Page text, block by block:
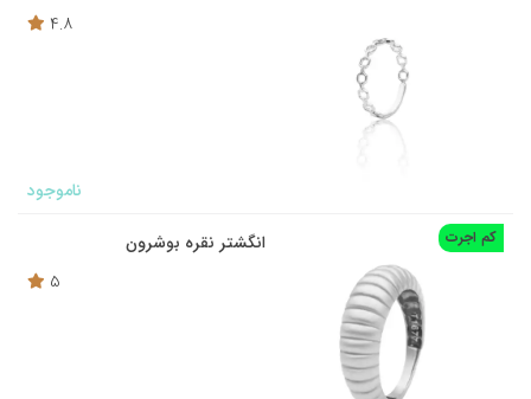
4.8
ناموجود
کم اجرت
انگشتر نقره بوشرون
5